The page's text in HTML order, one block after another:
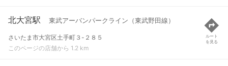
北大宮駅 東武アーバンパークライン（東武野田線）
さいたま市大宮区土手町３-２８５
このページの店舗から 1.2 km
ルート
を見る